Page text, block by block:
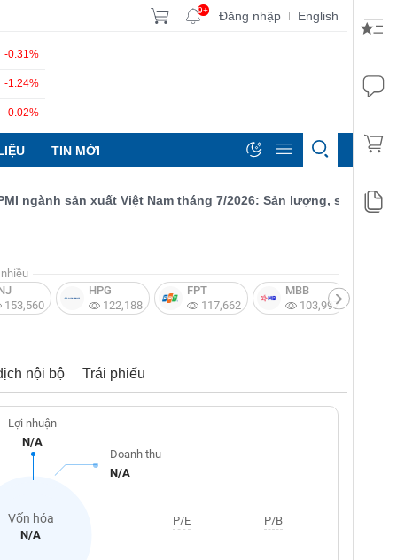
9+ Đăng nhập | English
-0.31%
-1.24%
-0.02%
TIN MỚI
sản xuất Việt Nam tháng 7/2026: Sản lượng, số lượng
153,560
HPG
122,188
FPT
117,662
MBB
103,997
nội bộ Trái phiếu
Vốn hóa
N/A
Lợi nhuận
N/A
Doanh thu
N/A
P/E P/B